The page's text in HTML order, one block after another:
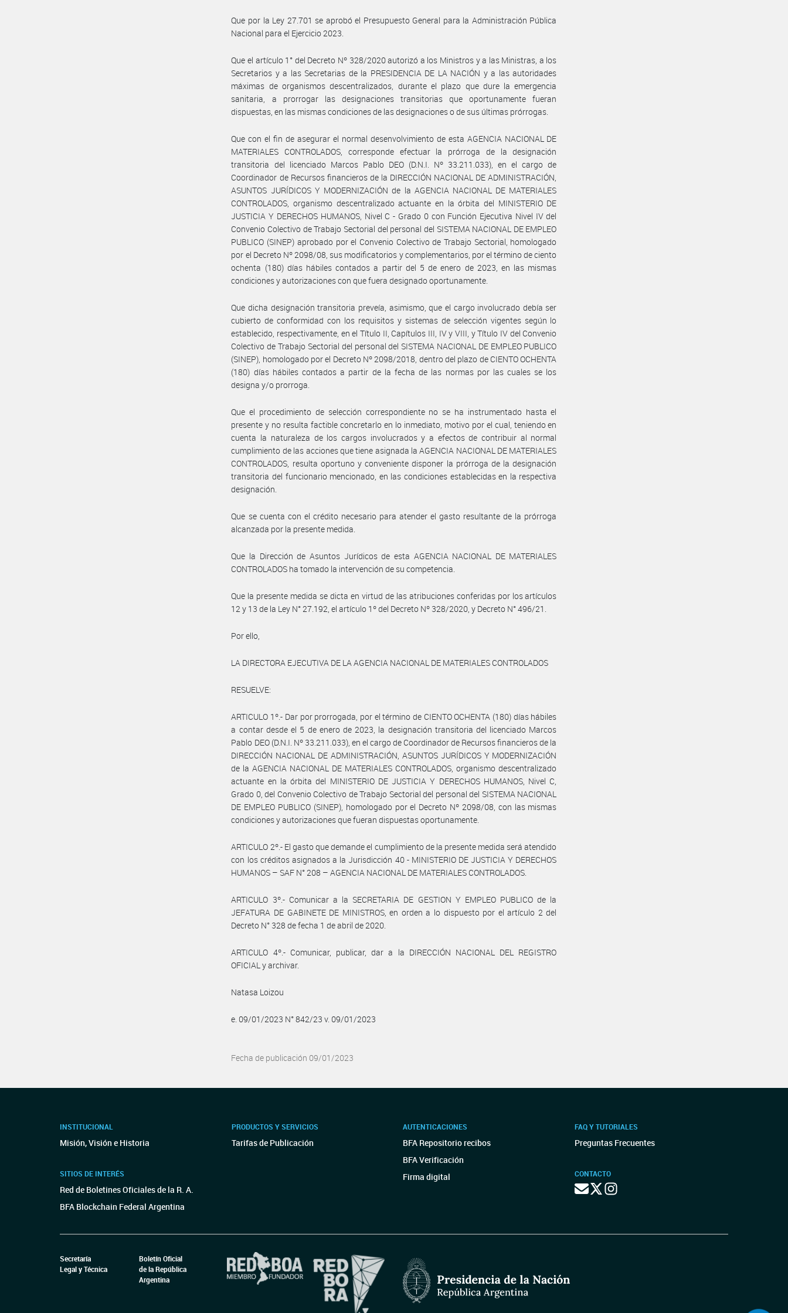
Que por la Ley 27.701 se aprobó el Presupuesto General para la Administración Pública
Nacional para el Ejercicio 2023.
Que el artículo 1° del Decreto Nº 328/2020 autorizó a los Ministros y a las Ministras, a los
Secretarios y a las Secretarias de la PRESIDENCIA DE LA NACIÓN y a las autoridades
máximas de organismos descentralizados, durante el plazo que dure la emergencia
sanitaria, a prorrogar las designaciones transitorias que oportunamente fueran
dispuestas, en las mismas condiciones de las designaciones o de sus últimas prórrogas.
Que con el fin de asegurar el normal desenvolvimiento de esta AGENCIA NACIONAL DE
MATERIALES CONTROLADOS, corresponde efectuar la prórroga de la designación
transitoria del licenciado Marcos Pablo DEO (D.N.I. Nº 33.211.033), en el cargo de
Coordinador de Recursos financieros de la DIRECCIÓN NACIONAL DE ADMINISTRACIÓN,
ASUNTOS JURÍDICOS Y MODERNIZACIÓN de la AGENCIA NACIONAL DE MATERIALES
CONTROLADOS, organismo descentralizado actuante en la órbita del MINISTERIO DE
JUSTICIA Y DERECHOS HUMANOS, Nivel C - Grado 0 con Función Ejecutiva Nivel IV del
Convenio Colectivo de Trabajo Sectorial del personal del SISTEMA NACIONAL DE EMPLEO
PUBLICO (SINEP) aprobado por el Convenio Colectivo de Trabajo Sectorial, homologado
por el Decreto Nº 2098/08, sus modificatorios y complementarios, por el término de ciento
ochenta (180) días hábiles contados a partir del 5 de enero de 2023, en las mismas
condiciones y autorizaciones con que fuera designado oportunamente.
Que dicha designación transitoria preveía, asimismo, que el cargo involucrado debía ser
cubierto de conformidad con los requisitos y sistemas de selección vigentes según lo
establecido, respectivamente, en el Título II, Capítulos III, IV y VIII, y Título IV del Convenio
Colectivo de Trabajo Sectorial del personal del SISTEMA NACIONAL DE EMPLEO PUBLICO
(SINEP), homologado por el Decreto Nº 2098/2018, dentro del plazo de CIENTO OCHENTA
(180) días hábiles contados a partir de la fecha de las normas por las cuales se los
designa y/o prorroga.
Que el procedimiento de selección correspondiente no se ha instrumentado hasta el
presente y no resulta factible concretarlo en lo inmediato, motivo por el cual, teniendo en
cuenta la naturaleza de los cargos involucrados y a efectos de contribuir al normal
cumplimiento de las acciones que tiene asignada la AGENCIA NACIONAL DE MATERIALES
CONTROLADOS, resulta oportuno y conveniente disponer la prórroga de la designación
transitoria del funcionario mencionado, en las condiciones establecidas en la respectiva
designación.
Que se cuenta con el crédito necesario para atender el gasto resultante de la prórroga
alcanzada por la presente medida.
Que la Dirección de Asuntos Jurídicos de esta AGENCIA NACIONAL DE MATERIALES
CONTROLADOS ha tomado la intervención de su competencia.
Que la presente medida se dicta en virtud de las atribuciones conferidas por los artículos
12 y 13 de la Ley N° 27.192, el artículo 1º del Decreto Nº 328/2020, y Decreto N° 496/21.
Por ello,
LA DIRECTORA EJECUTIVA DE LA AGENCIA NACIONAL DE MATERIALES CONTROLADOS
RESUELVE:
ARTICULO 1º.- Dar por prorrogada, por el término de CIENTO OCHENTA (180) días hábiles
a contar desde el 5 de enero de 2023, la designación transitoria del licenciado Marcos
Pablo DEO (D.N.I. Nº 33.211.033), en el cargo de Coordinador de Recursos financieros de la
DIRECCIÓN NACIONAL DE ADMINISTRACIÓN, ASUNTOS JURÍDICOS Y MODERNIZACIÓN
de la AGENCIA NACIONAL DE MATERIALES CONTROLADOS, organismo descentralizado
actuante en la órbita del MINISTERIO DE JUSTICIA Y DERECHOS HUMANOS, Nivel C,
Grado 0, del Convenio Colectivo de Trabajo Sectorial del personal del SISTEMA NACIONAL
DE EMPLEO PUBLICO (SINEP), homologado por el Decreto Nº 2098/08, con las mismas
condiciones y autorizaciones que fueran dispuestas oportunamente.
ARTICULO 2º.- El gasto que demande el cumplimiento de la presente medida será atendido
con los créditos asignados a la Jurisdicción 40 - MINISTERIO DE JUSTICIA Y DERECHOS
HUMANOS – SAF N° 208 – AGENCIA NACIONAL DE MATERIALES CONTROLADOS.
ARTICULO 3º.- Comunicar a la SECRETARIA DE GESTION Y EMPLEO PUBLICO de la
JEFATURA DE GABINETE DE MINISTROS, en orden a lo dispuesto por el artículo 2 del
Decreto N° 328 de fecha 1 de abril de 2020.
ARTICULO 4º.- Comunicar, publicar, dar a la DIRECCIÓN NACIONAL DEL REGISTRO
OFICIAL y archivar.
Natasa Loizou
e. 09/01/2023 N° 842/23 v. 09/01/2023
Fecha de publicación 09/01/2023
INSTITUCIONAL
Misión, Visión e Historia
SITIOS DE INTERÉS
Red de Boletines Oficiales de la R. A.
BFA Blockchain Federal Argentina
PRODUCTOS Y SERVICIOS
Tarifas de Publicación
AUTENTICACIONES
BFA Repositorio recibos
BFA Verificación
Firma digital
FAQ Y TUTORIALES
Preguntas Frecuentes
CONTACTO
Secretaría
Legal y Técnica
Boletín Oficial
de la República
Argentina